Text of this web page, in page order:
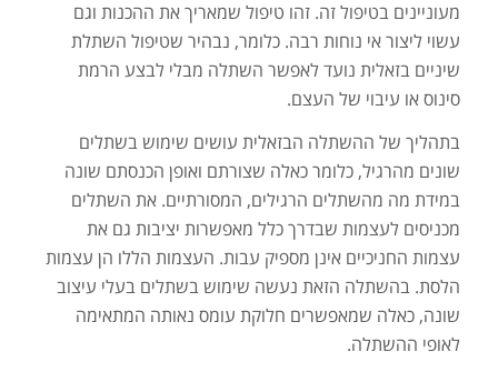
מעוניינים בטיפול זה. זהו טיפול שמאריך את ההכנות וגם
עשוי ליצור אי נוחות רבה. כלומר, נבהיר שטיפול השתלת
שיניים בזאלית נועד לאפשר השתלה מבלי לבצע הרמת
סינוס או עיבוי של העצם.
בתהליך של ההשתלה הבזאלית עושים שימוש בשתלים
שונים מהרגיל, כלומר כאלה שצורתם ואופן הכנסתם שונה
במידת מה מהשתלים הרגילים, המסורתיים. את השתלים
מכניסים לעצמות שבדרך כלל מאפשרות יציבות גם את
עצמות החניכיים אינן מספיק עבות. העצמות הללו הן עצמות
הלסת. בהשתלה הזאת נעשה שימוש בשתלים בעלי עיצוב
שונה, כאלה שמאפשרים חלוקת עומס נאותה המתאימה
לאופי ההשתלה.